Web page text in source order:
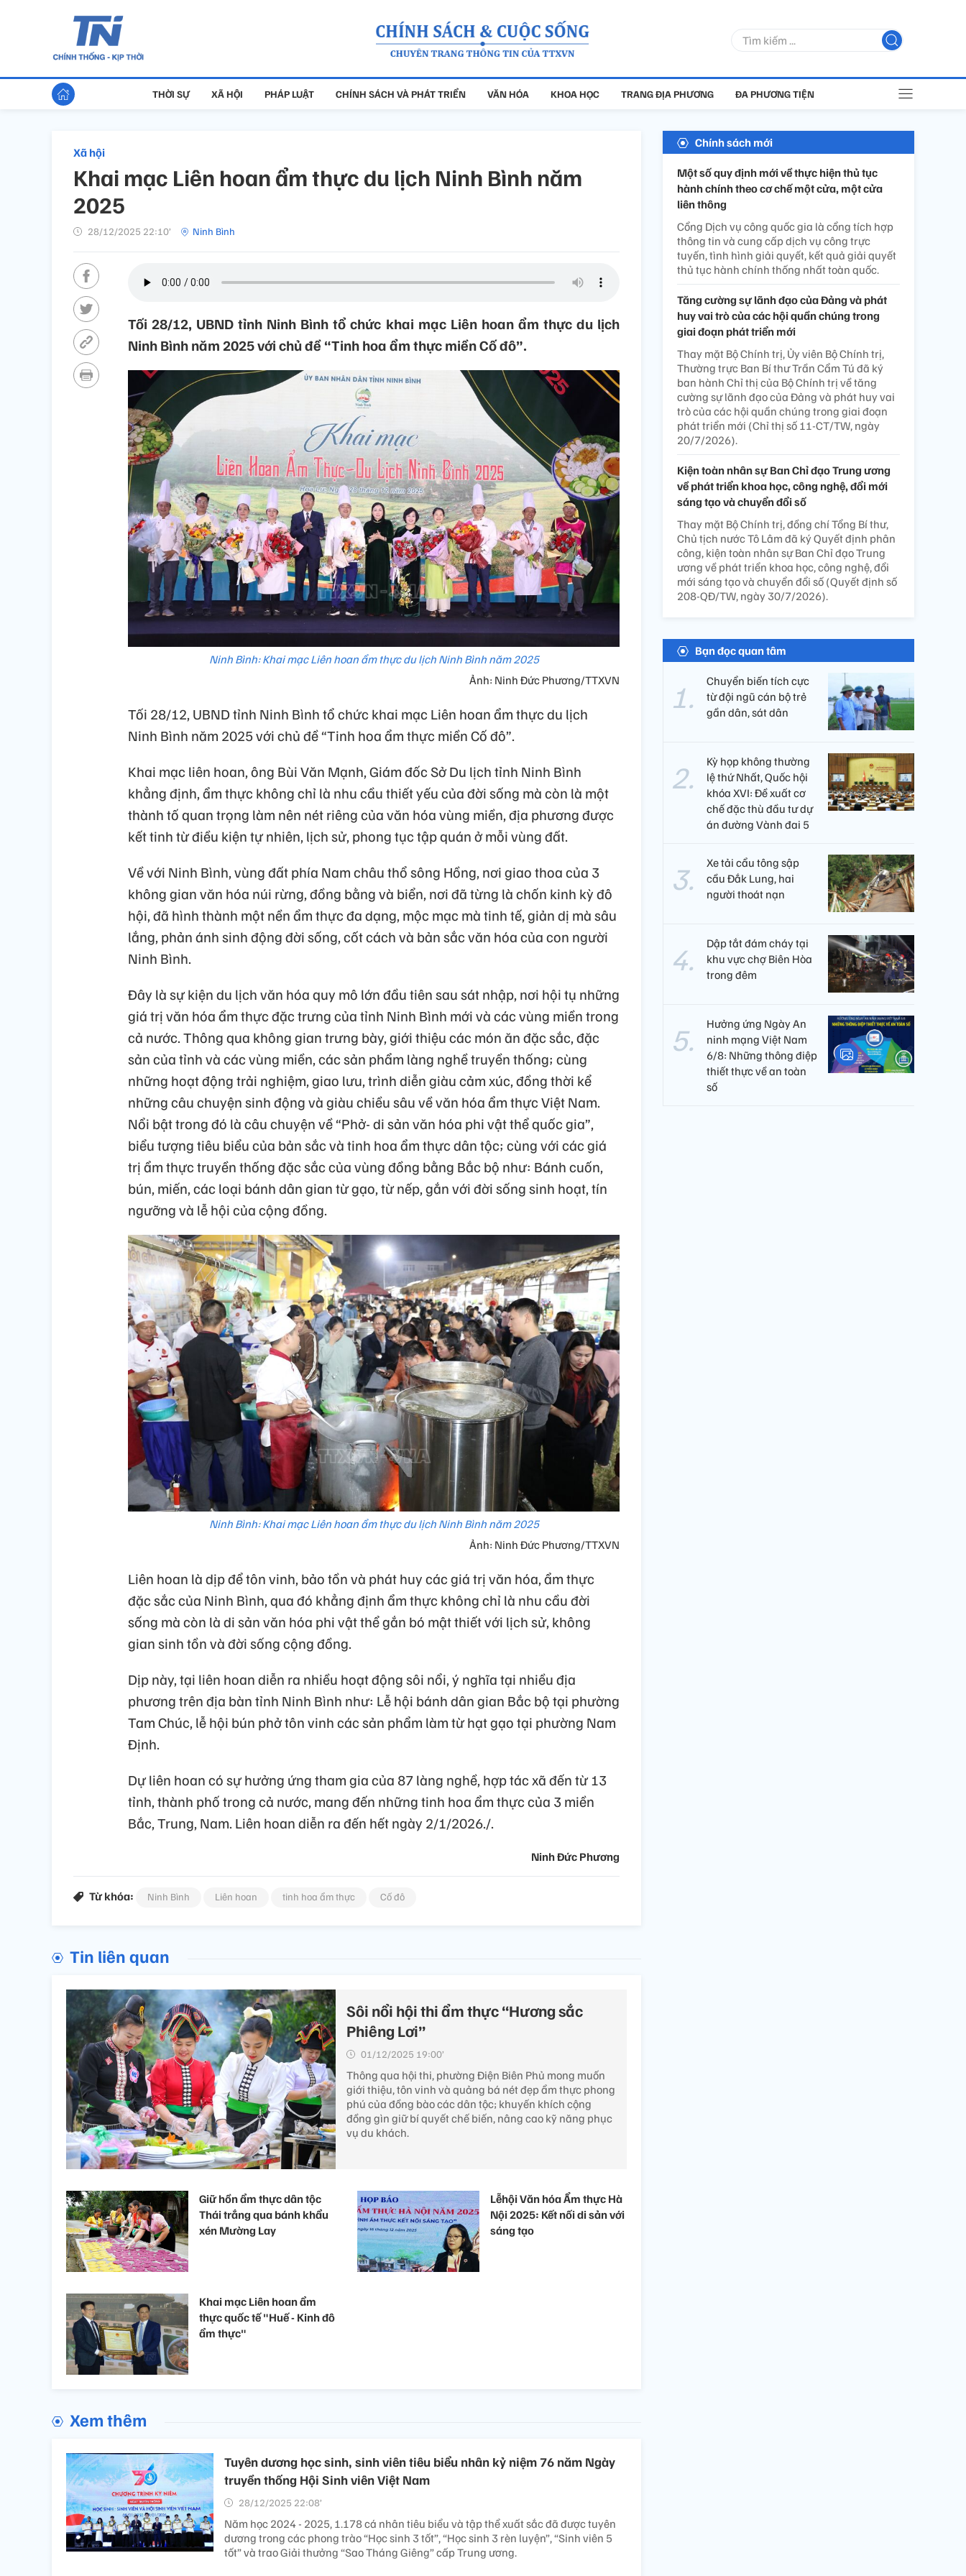
THỜI SỰ XÃ HỘI PHÁP LUẬT CHÍNH SÁCH VÀ PHÁT TRIỂN VĂN HÓA KHOA HỌC TRANG ĐỊA PHƯƠNG ĐA PHƯƠNG TIỆN
Xã hội
Khai mạc Liên hoan ẩm thực du lịch Ninh Bình năm
2025
28/12/2025 22:10’ Ninh Bình
Tối 28/12, UBND tỉnh Ninh Bình tổ chức khai mạc Liên hoan ẩm thực du lịch
Ninh Bình năm 2025 với chủ đề “Tinh hoa ẩm thực miền Cố đô”.
Ninh Bình: Khai mạc Liên hoan ẩm thực du lịch Ninh Bình năm 2025
Ảnh: Ninh Đức Phương/TTXVN
Tối 28/12, UBND tỉnh Ninh Bình tổ chức khai mạc Liên hoan ẩm thực du lịch
Ninh Bình năm 2025 với chủ đề “Tinh hoa ẩm thực miền Cố đô”.
Khai mạc liên hoan, ông Bùi Văn Mạnh, Giám đốc Sở Du lịch tỉnh Ninh Bình
khẳng định, ẩm thực không chỉ là nhu cầu thiết yếu của đời sống mà còn là một
thành tố quan trọng làm nên nét riêng của văn hóa vùng miền, địa phương được
kết tinh từ điều kiện tự nhiên, lịch sử, phong tục tập quán ở mỗi vùng đất.
Về với Ninh Bình, vùng đất phía Nam châu thổ sông Hồng, nơi giao thoa của 3
không gian văn hóa núi rừng, đồng bằng và biển, nơi đã từng là chốn kinh kỳ đô
hội, đã hình thành một nền ẩm thực đa dạng, mộc mạc mà tinh tế, giản dị mà sâu
lắng, phản ánh sinh động đời sống, cốt cách và bản sắc văn hóa của con người
Ninh Bình.
Đây là sự kiện du lịch văn hóa quy mô lớn đầu tiên sau sát nhập, nơi hội tụ những
giá trị văn hóa ẩm thực đặc trưng của tỉnh Ninh Bình mới và các vùng miền trong
cả nước. Thông qua không gian trưng bày, giới thiệu các món ăn đặc sắc, đặc
sản của tỉnh và các vùng miền, các sản phẩm làng nghề truyền thống; cùng
những hoạt động trải nghiệm, giao lưu, trình diễn giàu cảm xúc, đồng thời kể
những câu chuyện sinh động và giàu chiều sâu về văn hóa ẩm thực Việt Nam.
Nổi bật trong đó là câu chuyện về “Phở- di sản văn hóa phi vật thể quốc gia”,
biểu tượng tiêu biểu của bản sắc và tinh hoa ẩm thực dân tộc; cùng với các giá
trị ẩm thực truyền thống đặc sắc của vùng đồng bằng Bắc bộ như: Bánh cuốn,
bún, miến, các loại bánh dân gian từ gạo, từ nếp, gắn với đời sống sinh hoạt, tín
ngưỡng và lễ hội của cộng đồng.
Ninh Bình: Khai mạc Liên hoan ẩm thực du lịch Ninh Bình năm 2025
Ảnh: Ninh Đức Phương/TTXVN
Liên hoan là dịp để tôn vinh, bảo tồn và phát huy các giá trị văn hóa, ẩm thực
đặc sắc của Ninh Bình, qua đó khẳng định ẩm thực không chỉ là nhu cầu đời
sống mà còn là di sản văn hóa phi vật thể gắn bó mật thiết với lịch sử, không
gian sinh tồn và đời sống cộng đồng.
Dịp này, tại liên hoan diễn ra nhiều hoạt động sôi nổi, ý nghĩa tại nhiều địa
phương trên địa bàn tỉnh Ninh Bình như: Lễ hội bánh dân gian Bắc bộ tại phường
Tam Chúc, lễ hội bún phở tôn vinh các sản phẩm làm từ hạt gạo tại phường Nam
Định.
Dự liên hoan có sự hưởng ứng tham gia của 87 làng nghề, hợp tác xã đến từ 13
tỉnh, thành phố trong cả nước, mang đến những tinh hoa ẩm thực của 3 miền
Bắc, Trung, Nam. Liên hoan diễn ra đến hết ngày 2/1/2026./.
Ninh Đức Phương
Từ khóa: Ninh Bình Liên hoan tinh hoa ẩm thực Cố đô
Tin liên quan
Sôi nổi hội thi ẩm thực “Hương sắc
Phiêng Lơi”
01/12/2025 19:00’
Thông qua hội thi, phường Điện Biên Phủ mong muốn
giới thiệu, tôn vinh và quảng bá nét đẹp ẩm thực phong
phú của đồng bào các dân tộc; khuyến khích cộng
đồng gìn giữ bí quyết chế biến, nâng cao kỹ năng phục
vụ du khách.
Giữ hồn ẩm thực dân tộc
Thái trắng qua bánh khẩu
xén Mường Lay
Lễhội Văn hóa Ẩm thực Hà
Nội 2025: Kết nối di sản với
sáng tạo
Khai mạc Liên hoan ẩm
thực quốc tế "Huế - Kinh đô
ẩm thực"
Xem thêm
Tuyên dương học sinh, sinh viên tiêu biểu nhân kỷ niệm 76 năm Ngày
truyền thống Hội Sinh viên Việt Nam
28/12/2025 22:08’
Năm học 2024 - 2025, 1.178 cá nhân tiêu biểu và tập thể xuất sắc đã được tuyên
dương trong các phong trào “Học sinh 3 tốt”, “Học sinh 3 rèn luyện”, “Sinh viên 5
tốt” và trao Giải thưởng “Sao Tháng Giêng” cấp Trung ương.
Chính sách mới
Một số quy định mới về thực hiện thủ tục
hành chính theo cơ chế một cửa, một cửa
liên thông
Cổng Dịch vụ công quốc gia là cổng tích hợp
thông tin và cung cấp dịch vụ công trực
tuyến, tình hình giải quyết, kết quả giải quyết
thủ tục hành chính thống nhất toàn quốc.
Tăng cường sự lãnh đạo của Đảng và phát
huy vai trò của các hội quần chúng trong
giai đoạn phát triển mới
Thay mặt Bộ Chính trị, Ủy viên Bộ Chính trị,
Thường trực Ban Bí thư Trần Cẩm Tú đã ký
ban hành Chỉ thị của Bộ Chính trị về tăng
cường sự lãnh đạo của Đảng và phát huy vai
trò của các hội quần chúng trong giai đoạn
phát triển mới (Chỉ thị số 11-CT/TW, ngày
20/7/2026).
Kiện toàn nhân sự Ban Chỉ đạo Trung ương
về phát triển khoa học, công nghệ, đổi mới
sáng tạo và chuyển đổi số
Thay mặt Bộ Chính trị, đồng chí Tổng Bí thư,
Chủ tịch nước Tô Lâm đã ký Quyết định phân
công, kiện toàn nhân sự Ban Chỉ đạo Trung
ương về phát triển khoa học, công nghệ, đổi
mới sáng tạo và chuyển đổi số (Quyết định số
208-QĐ/TW, ngày 30/7/2026).
Bạn đọc quan tâm
Chuyển biến tích cực
từ đội ngũ cán bộ trẻ
gần dân, sát dân
Kỳ họp không thường
lệ thứ Nhất, Quốc hội
khóa XVI: Đề xuất cơ
chế đặc thù đầu tư dự
án đường Vành đai 5
Xe tải cẩu tông sập
cầu Đắk Lung, hai
người thoát nạn
Dập tắt đám cháy tại
khu vực chợ Biên Hòa
trong đêm
Hưởng ứng Ngày An
ninh mạng Việt Nam
6/8: Những thông điệp
thiết thực về an toàn
số